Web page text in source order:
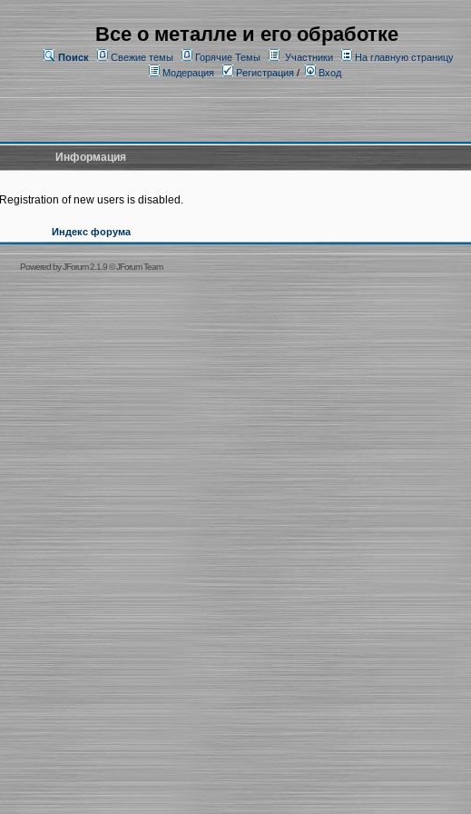
Все о металле и его обработке
Поиск Свежие темы Горячие Темы Участники
На главную страницу
Модерация
Регистрация/ Вход
Информация
Registration of new users is disabled.
Индекс форума
Powered byJForum 2.1.9©JForum Team